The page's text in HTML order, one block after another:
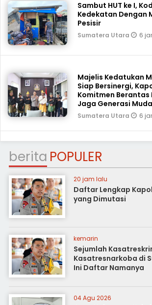
Sambut HUT ke I,
Kedekatan Dengan
Pesisir
Sumatera Utara 6
Majelis Kedatukan
Siap Bersinergi,
Komitmen Berantas
Jaga Generasi Muda
Sumatera Utara 6
berita POPULER
20 jam lalu
Daftar Lengkap
yang Dimutasi
kemarin
Sejumlah
Kasatresnarkoba di
Ini Daftar Namanya
04 Agu 2026